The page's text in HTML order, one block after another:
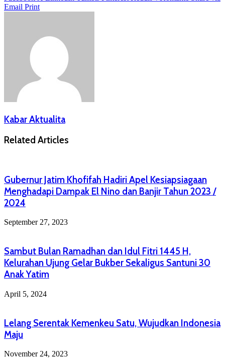
Email Print
Kabar Aktualita
Related Articles
Gubernur Jatim Khofifah Hadiri Apel Kesiapsiagaan
Menghadapi Dampak El Nino dan Banjir Tahun 2023 /
2024
September 27, 2023
Sambut Bulan Ramadhan dan Idul Fitri 1445 H,
Kelurahan Ujung Gelar Bukber Sekaligus Santuni 30
Anak Yatim
April 5, 2024
Lelang Serentak Kemenkeu Satu, Wujudkan Indonesia
Maju
November 24, 2023